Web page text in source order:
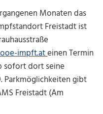
Monaten das
Freistadt ist
impft.ateinen Termin
sofort dort seine
Parkmöglichkeiten gibt
Freistadt (Am